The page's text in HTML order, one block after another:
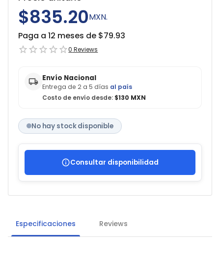
$835.20MXN.
Paga a 12 meses de $79.93
0 Reviews
Envío Nacional
Entrega de 2 a 5 días al país
Costo de envío desde: $130 MXN
No hay stock disponible
Consultar disponibilidad
Especificaciones Reviews